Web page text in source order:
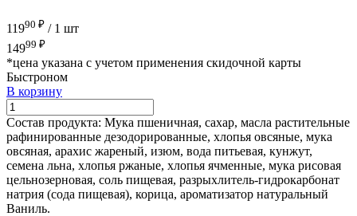
11990 ₽ / 1 шт
14999 ₽
*цена указана с учетом применения скидочной карты
Быстроном
В корзину
Состав продукта: Мука пшеничная, сахар, масла растительные
рафинированные дезодорированные, хлопья овсяные, мука
овсяная, арахис жареный, изюм, вода питьевая, кунжут,
семена льна, хлопья ржаные, хлопья ячменные, мука рисовая
цельнозерновая, соль пищевая, разрыхлитель-гидрокарбонат
натрия (сода пищевая), корица, ароматизатор натуральный
Ваниль.